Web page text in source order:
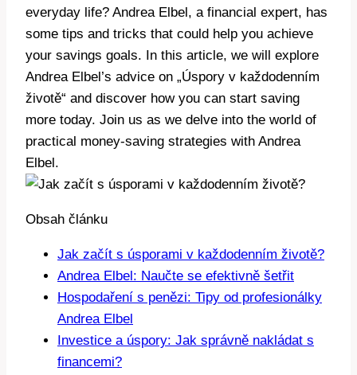
everyday life? Andrea Elbel, a financial expert, has
some tips and tricks that could help you achieve
your savings goals. In this article, we will explore
Andrea Elbel’s advice on „Úspory v každodenním
životě“ and discover how you can start saving
more today. Join us as we delve into the world of
practical money-saving strategies with Andrea
Elbel.
Obsah článku
Jak začít s úsporami v každodenním životě?
Andrea Elbel: Naučte se efektivně šetřit
Hospodaření s penězi: Tipy od profesionálky
Andrea Elbel
Investice a úspory: Jak správně nakládat s
financemi?